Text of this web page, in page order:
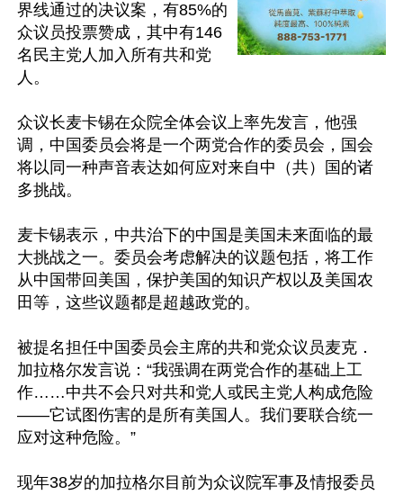
界线通过的决议案，有85%的
众议员投票赞成，其中有146
名民主党人加入所有共和党
人。
众议长麦卡锡在众院全体会议上率先发言，他强
调，中国委员会将是一个两党合作的委员会，国会
将以同一种声音表达如何应对来自中（共）国的诸
多挑战。
麦卡锡表示，中共治下的中国是美国未来面临的最
大挑战之一。委员会考虑解决的议题包括，将工作
从中国带回美国，保护美国的知识产权以及美国农
田等，这些议题都是超越政党的。
被提名担任中国委员会主席的共和党众议员麦克．
加拉格尔发言说：“我强调在两党合作的基础上工
作……中共不会只对共和党人或民主党人构成危险
——它试图伤害的是所有美国人。我们要联合统一
应对这种危险。”
现年38岁的加拉格尔目前为众议院军事及情报委员